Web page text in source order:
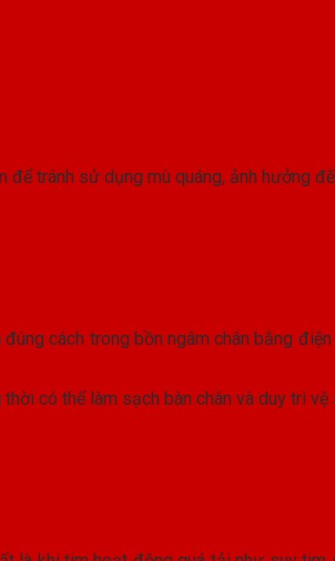
tránh sử dụng mù quáng, ảnh hưởng
cách trong bồn ngâm chân bằng
có thể làm sạch bàn chân và duy trì vệ